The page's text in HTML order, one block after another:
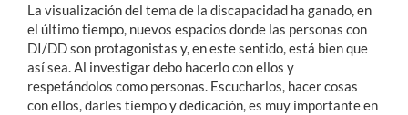
La visualización del tema de la discapacidad ha ganado, en
el último tiempo, nuevos espacios donde las personas con
DI/DD son protagonistas y, en este sentido, está bien que
así sea. Al investigar debo hacerlo con ellos y
respetándolos como personas. Escucharlos, hacer cosas
con ellos, darles tiempo y dedicación, es muy importante en